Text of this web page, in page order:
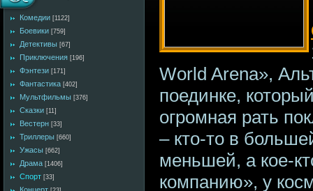
Комедии [1122]
Боевики [759]
Детективы [67]
Приключения [196]
Фэнтези [171]
Фантастика [402]
Мультфильмы [376]
Сказки [11]
Вестерн [33]
Триллеры [660]
Ужасы [662]
Драма [1406]
Спорт [33]
World Arena»,
поединке,
огромная рать
– кто-то в
меньшей, а кое-
компанию», у